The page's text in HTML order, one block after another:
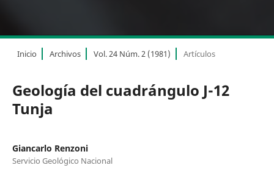
Inicio Archivos Vol. 24 Núm. 2 (1981) Artículos
Geología del cuadrángulo J-12
Tunja
Giancarlo Renzoni
Servicio Geológico Nacional